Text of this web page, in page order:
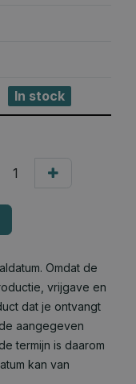
In stock
Omdat de
vrijgave en
dat je ontvangt
aangegeven
termijn is daarom
kan van